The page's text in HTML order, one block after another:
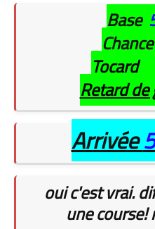
Base
Chance
Tocard
Retard
Arrivée
oui c'est vrai.
une course!